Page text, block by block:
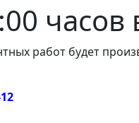
часов
работ будет